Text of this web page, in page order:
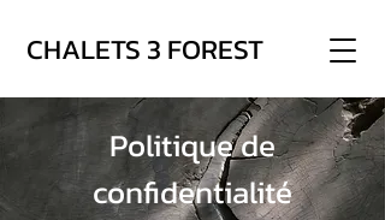
CHALETS 3 FOREST
Politique de
confidentialité